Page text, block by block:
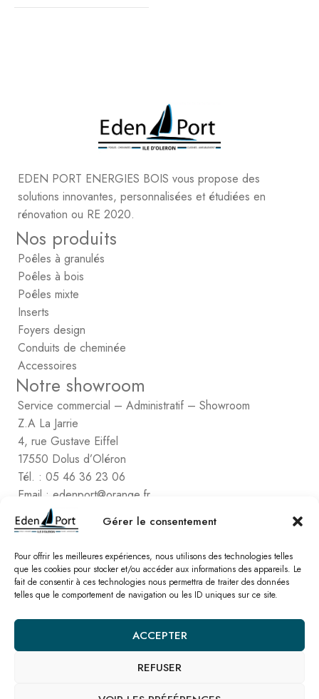
Gérer le consentement
Pour offrir les meilleures expériences, nous utilisons des technologies telles
que les cookies pour stocker et/ou accéder aux informations des appareils. Le
fait de consentir à ces technologies nous permettra de traiter des données
telles que le comportement de navigation ou les ID uniques sur ce site.
ACCEPTER
REFUSER
EDEN PORT ENERGIES BOIS vous propose des
solutions innovantes, personnalisées et étudiées en
rénovation ou RE 2020.
Nos produits
Poêles à granulés
Poêles à bois
Poêles mixte
Inserts
Foyers design
Conduits de cheminée
Accessoires
Notre showroom
Service commercial – Administratif – Showroom
Z.A La Jarrie
4, rue Gustave Eiffel
17550 Dolus d’Oléron
Tél. : 05 46 36 23 06
Email : edenport@orange.fr
Contactez Eden Port
Comptabilité
2, rue de Vert-Bois – La Gaconnière
17480 le Château d’Oléon
Tél. : 05 46 47 78 16